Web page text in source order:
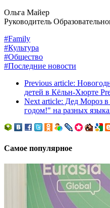
Ольга Майер
Руководитель
#Family
#Культура
#Общество
#Последние новости
Previous article:
детей в Кёльн-Хюрте
Next article: Дед Мороз
годом!" на разных
Самое популярное